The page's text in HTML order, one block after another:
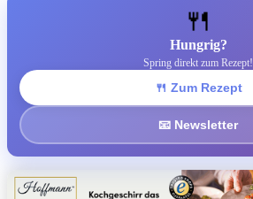
🍴
Hungrig?
Spring direkt zum Rezept!
🍴 Zum Rezept
📧 Newsletter